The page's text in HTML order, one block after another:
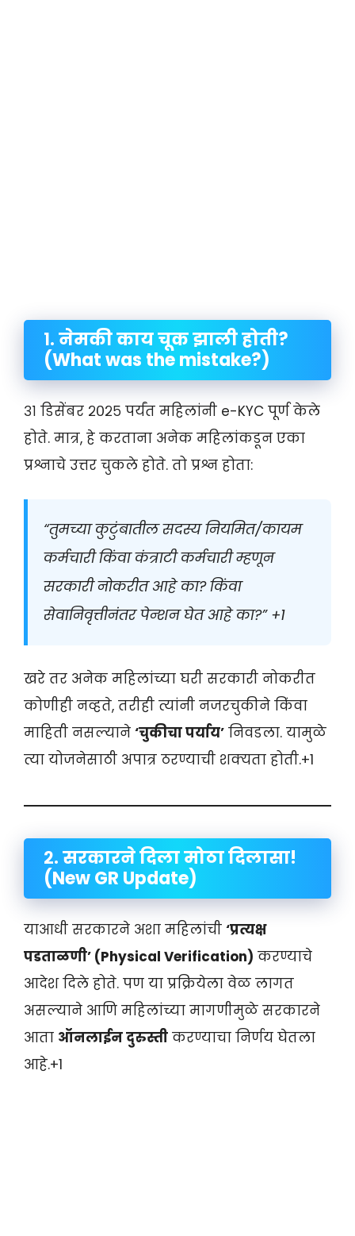
१. नेमकी काय चूक झाली होती?
(What was the mistake?)
३१ डिसेंबर २०२५ पर्यंत महिलांनी e-KYC पूर्ण केले
होते. मात्र, हे करताना अनेक महिलांकडून एका
प्रश्नाचे उत्तर चुकले होते. तो प्रश्न होता:
“तुमच्या कुटुंबातील सदस्य नियमित/कायम
कर्मचारी किंवा कंत्राटी कर्मचारी म्हणून
सरकारी नोकरीत आहे का? किंवा
सेवानिवृत्तीनंतर पेन्शन घेत आहे का?” +1
खरे तर अनेक महिलांच्या घरी सरकारी नोकरीत
कोणीही नव्हते, तरीही त्यांनी नजरचुकीने किंवा
माहिती नसल्याने ‘चुकीचा पर्याय’ निवडला. यामुळे
त्या योजनेसाठी अपात्र ठरण्याची शक्यता होती.+1
२. सरकारने दिला मोठा दिलासा!
(New GR Update)
याआधी सरकारने अशा महिलांची ‘प्रत्यक्ष
पडताळणी’ (Physical Verification) करण्याचे
आदेश दिले होते. पण या प्रक्रियेला वेळ लागत
असल्याने आणि महिलांच्या मागणीमुळे सरकारने
आता ऑनलाईन दुरुस्ती करण्याचा निर्णय घेतला
आहे.+1